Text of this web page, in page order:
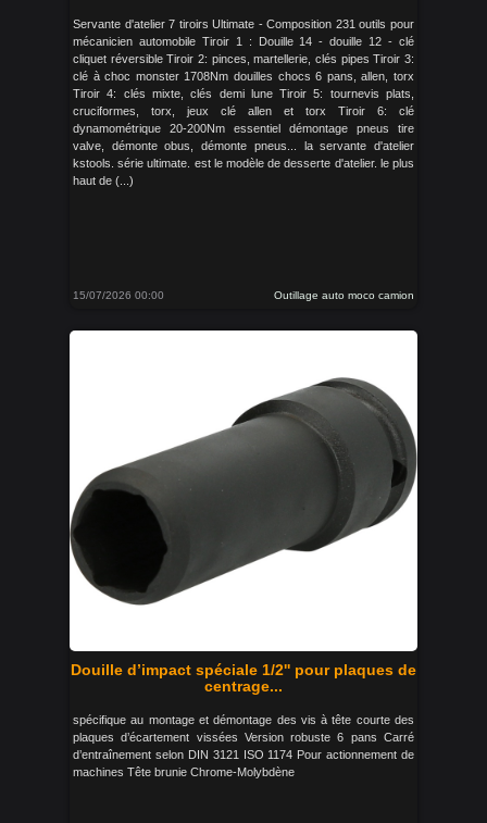
Servante d'atelier 7 tiroirs Ultimate - Composition 231 outils pour
mécanicien automobile Tiroir 1 : Douille 14 - douille 12 - clé
cliquet réversible Tiroir 2: pinces, martellerie, clés pipes Tiroir 3:
clé à choc monster 1708Nm douilles chocs 6 pans, allen, torx
Tiroir 4: clés mixte, clés demi lune Tiroir 5: tournevis plats,
cruciformes, torx, jeux clé allen et torx Tiroir 6: clé
dynamométrique 20-200Nm essentiel démontage pneus tire
valve, démonte obus, démonte pneus... la servante d'atelier
kstools. série ultimate. est le modèle de desserte d'atelier. le plus
haut de (...)
15/07/2026 00:00 Outillage auto moco camion
Douille d’impact spéciale 1/2'' pour plaques de
centrage...
spécifique au montage et démontage des vis à tête courte des
plaques d’écartement vissées Version robuste 6 pans Carré
d’entraînement selon DIN 3121 ISO 1174 Pour actionnement de
machines Tête brunie Chrome-Molybdène